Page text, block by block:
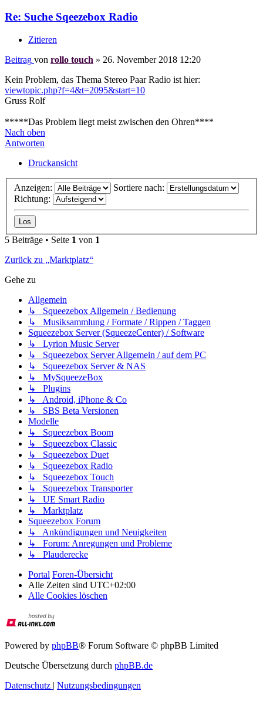
Re: Suche Sqeezebox Radio
Zitieren
Beitrag von rollo touch » 26. November 2018 12:20
Kein Problem, das Thema Stereo Paar Radio ist hier:
viewtopic.php?f=4&t=2095&start=10
Gruss Rolf
*****Das Problem liegt meist zwischen den Ohren****
Nach oben
Antworten
Druckansicht
Anzeigen:
Sortiere nach:
Richtung:
5 Beiträge • Seite 1 von 1
Zurück zu „Marktplatz“
Gehe zu
Allgemein
↳ Squeezebox Allgemein / Bedienung
↳ Musiksammlung / Formate / Rippen / Taggen
Squeezebox Server (SqueezeCenter) / Software
↳ Lyrion Music Server
↳ Squeezebox Server Allgemein / auf dem PC
↳ Squeezebox Server & NAS
↳ MySqueezeBox
↳ Plugins
↳ Android, iPhone & Co
↳ SBS Beta Versionen
Modelle
↳ Squeezebox Boom
↳ Squeezebox Classic
↳ Squeezebox Duet
↳ Squeezebox Radio
↳ Squeezebox Touch
↳ Squeezebox Transporter
↳ UE Smart Radio
↳ Marktplatz
Squeezebox Forum
↳ Ankündigungen und Neuigkeiten
↳ Forum: Anregungen und Probleme
↳ Plauderecke
Portal Foren-Übersicht
Alle Zeiten sind UTC+02:00
Alle Cookies löschen
Powered by phpBB® Forum Software © phpBB Limited
Deutsche Übersetzung durch phpBB.de
Datenschutz | Nutzungsbedingungen